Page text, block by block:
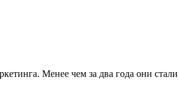
Менее чем за два года они стали